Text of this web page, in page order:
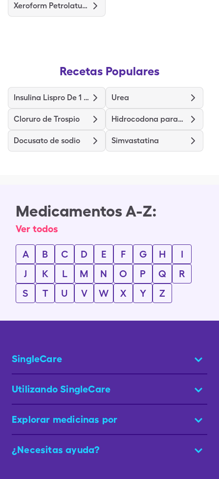
Xeroform Petrolatum Dres 4"X4"
Recetas Populares
Insulina Lispro De 1 Unidad Con Marcador Urea
Cloruro de Trospio Hidrocodona paracetamol
Docusato de sodio Simvastatina
Medicamentos A-Z:
Ver todos
A B C D E F G H
I
J
K L M N O P Q
R
S
T U V W X Y Z
SingleCare
Utilizando SingleCare
Explorar medicinas por
¿Necesitas ayuda?